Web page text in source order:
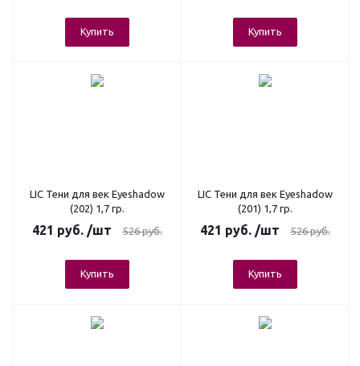
Купить Купить
LIC Тени для век Eyeshadow
(202) 1,7 гр.
421 руб. /шт 526руб.
Купить
LIC Тени для век Eyeshadow
(201) 1,7 гр.
421 руб. /шт 526руб.
Купить